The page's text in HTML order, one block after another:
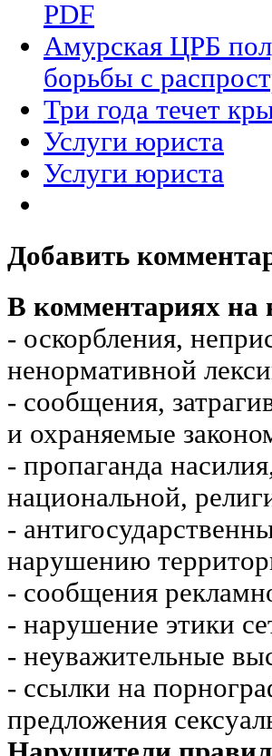
PDF
Амурская ЦРБ
борьбы с
Три года течет
Услуги юриста
Услуги юриста
Добавить
В комментариях на
- оскорбления,
ненормативной
- сообщения,
и охраняемые
- пропаганда
национальной,
-
нарушению
- сообщения
- нарушение этики
- неуважительные
- ссылки на
предложения